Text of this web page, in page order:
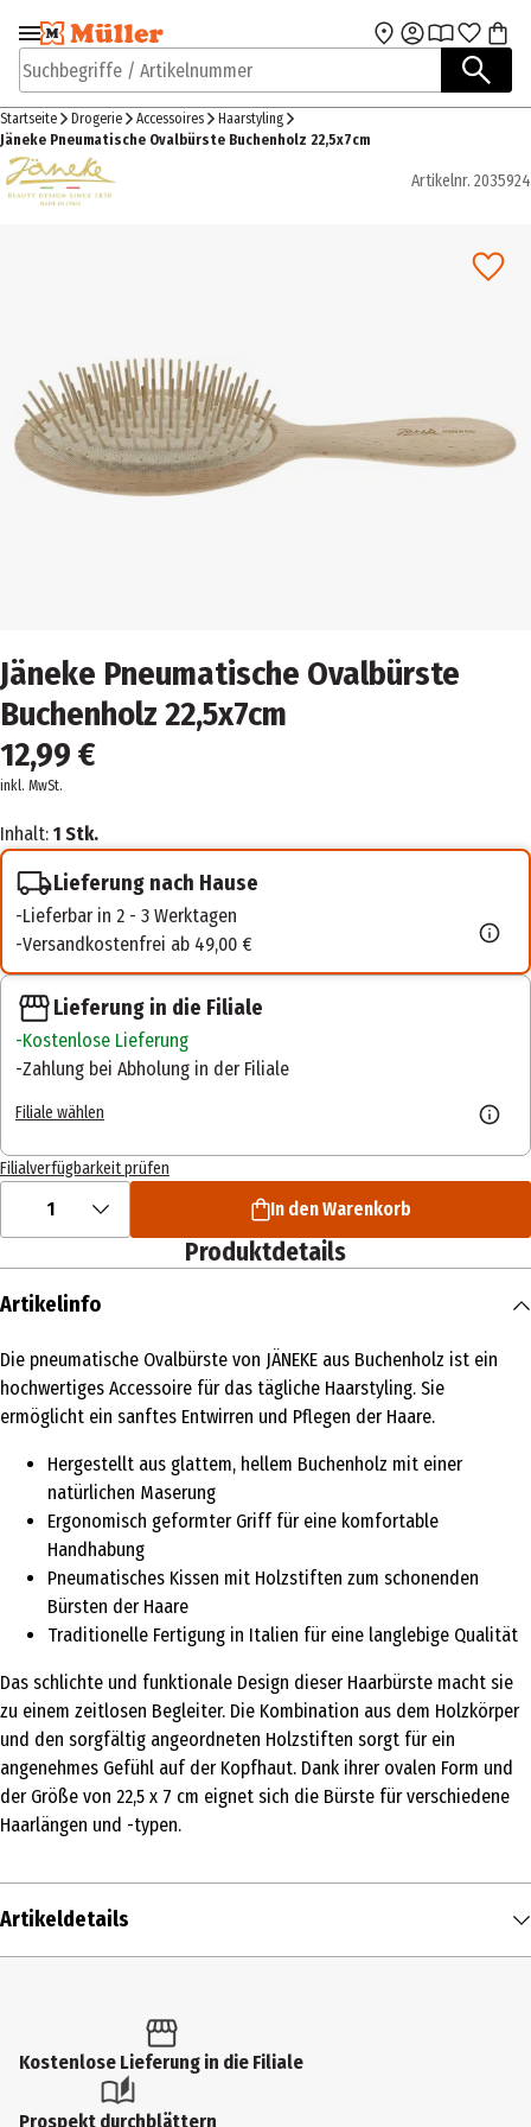
Zur Navigation
springen
Zum Hauptinhalt
Suchbegriffe / Artikelnummer
Startseite Drogerie Accessoires
Haarstyling
Jäneke Pneumatische Ovalbürste Buchenholz 22,5x7cm
Artikelnr. 2035924
Jäneke Pneumatische Ovalbürste
Buchenholz 22,5x7cm
12,99 €
inkl. MwSt.
Inhalt: 1 Stk.
Lieferung nach Hause
Lieferbar in 2 - 3 Werktagen
Versandkostenfrei ab 49,00 €
Lieferung in die Filiale
Kostenlose Lieferung
Zahlung bei Abholung in der Filiale
Filiale wählen
Filialverfügbarkeit prüfen
1 In den Warenkorb
Produktdetails
Artikelinfo
Die pneumatische Ovalbürste von JÄNEKE aus Buchenholz ist ein
hochwertiges Accessoire für das tägliche Haarstyling. Sie
ermöglicht ein sanftes Entwirren und Pflegen der Haare.
Hergestellt aus glattem, hellem Buchenholz mit einer
natürlichen Maserung
Ergonomisch geformter Griff für eine komfortable
Handhabung
Pneumatisches Kissen mit Holzstiften zum schonenden
Bürsten der Haare
Traditionelle Fertigung in Italien für eine langlebige Qualität
Das schlichte und funktionale Design dieser Haarbürste macht sie
zu einem zeitlosen Begleiter. Die Kombination aus dem Holzkörper
und den sorgfältig angeordneten Holzstiften sorgt für ein
angenehmes Gefühl auf der Kopfhaut. Dank ihrer ovalen Form und
der Größe von 22,5 x 7 cm eignet sich die Bürste für verschiedene
Haarlängen und -typen.
Artikeldetails
Produkttyp
Kostenlose Lieferung in die Filiale
Prospekt durchblättern